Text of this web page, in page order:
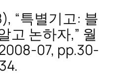
“특별기고: 블
고 논하자,” 월
07, pp.30-
34.